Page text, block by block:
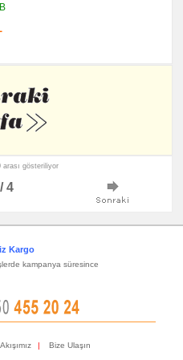
arası gösteriliyor
4
Kargo
kampanya süresince
Bize Ulaşın